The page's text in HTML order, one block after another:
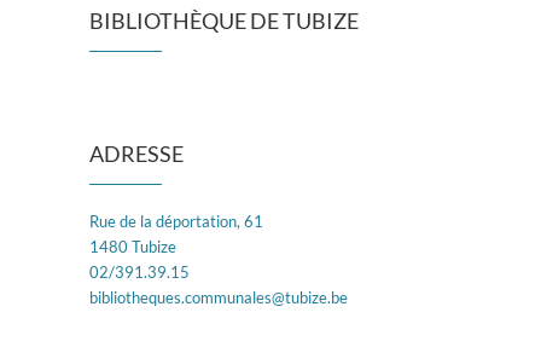
BIBLIOTHÈQUE DE TUBIZE
ADRESSE
Rue de la déportation, 61
1480 Tubize
02/391.39.15
bibliotheques.communales@tubize.be